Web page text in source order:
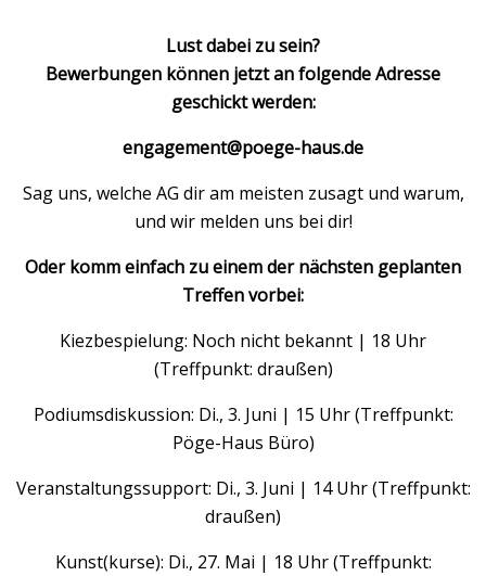
Lust dabei zu sein?
Bewerbungen können jetzt an folgende Adresse
geschickt werden:
engagement@poege-haus.de
Sag uns, welche AG dir am meisten zusagt und warum,
und wir melden uns bei dir!
Oder komm einfach zu einem der nächsten geplanten
Treffen vorbei:
Kiezbespielung: Noch nicht bekannt | 18 Uhr
(Treffpunkt: draußen)
Podiumsdiskussion: Di., 3. Juni | 15 Uhr (Treffpunkt:
Pöge-Haus Büro)
Veranstaltungssupport: Di., 3. Juni | 14 Uhr (Treffpunkt:
draußen)
Kunst(kurse): Di., 27. Mai | 18 Uhr (Treffpunkt: